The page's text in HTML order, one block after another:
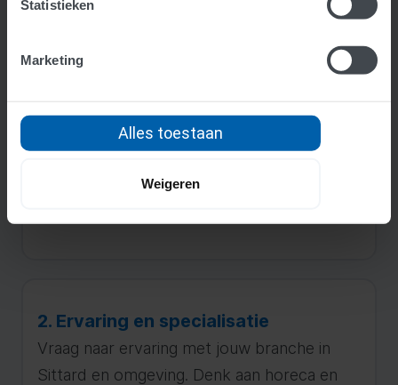
Statistieken
Marketing
Alles toestaan
Weigeren
Check of het kantoor is aangesloten bij
NBA voor accountants of NOAB en RB voor
boekhouders. Dat geeft vertrouwen in
2. Ervaring en specialisatie
Vraag naar ervaring met jouw branche in
Sittard en omgeving. Denk aan horeca en